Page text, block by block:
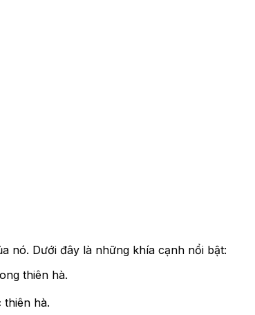
nó. Dưới đây là những khía cạnh nổi bật:
thiên hà.
hà.